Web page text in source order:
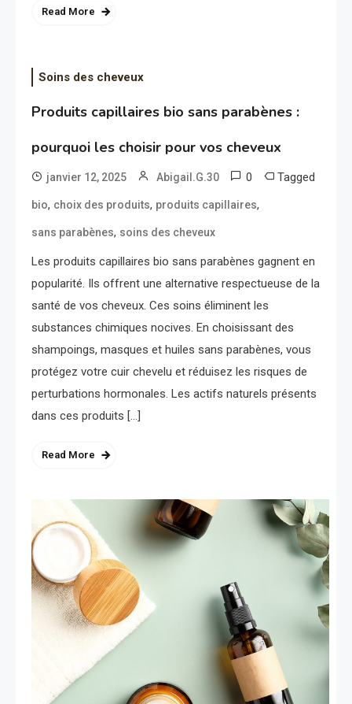
Read More
Soins des cheveux
Produits capillaires bio sans parabènes :
pourquoi les choisir pour vos cheveux
janvier 12, 2025 Abigail.G.30 0 Tagged
bio, choix des produits, produits capillaires,
sans parabènes, soins des cheveux
Les produits capillaires bio sans parabènes gagnent en
popularité. Ils offrent une alternative respectueuse de la
santé de vos cheveux. Ces soins éliminent les
substances chimiques nocives. En choisissant des
shampoings, masques et huiles sans parabènes, vous
protégez votre cuir chevelu et réduisez les risques de
perturbations hormonales. Les actifs naturels présents
dans ces produits […]
Read More